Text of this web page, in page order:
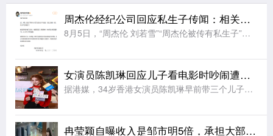
周杰伦经纪公司回应私生子传闻：相关网络传闻均属不实信息，纯属恶意造谣
8月5日，“周杰伦 刘若雪”“周杰伦被传有私生子”等相关话题引发广泛关注。8月6日，周杰伦经纪公司杰威尔音乐发布声明：近日，网络上出现关于影射本公司艺人周杰伦的不实报道，引发公众误解。对此，本公司严正
女演员陈凯琳回应儿子看电影时吵闹遭人淋奶油：已经报警备案
据港媒，34岁香港女演员陈凯琳早前带三个儿子看电影时遭网友发文投诉称，三个小孩一直说话打闹，影响其他观众。还有网友爆料说其二儿子不小心踢到前排观众座椅，散场时该观众向陈凯琳儿子头上疑似淋奶油。陈凯琳出
冉莹颖自曝收入是邹市明5倍，承担大部分养家重担，提议按比例设共管账户